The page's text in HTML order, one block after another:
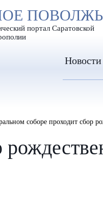
портал Саратовской
Новости
соборе проходит сбор